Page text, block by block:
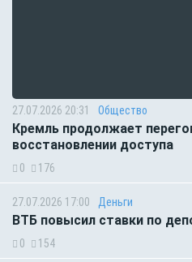
27.07.2026 20:31 Общество
Кремль продолжает
восстановлении доступа
0 176
27.07.2026 17:00 Деньги
ВТБ повысил ставки по
0 154